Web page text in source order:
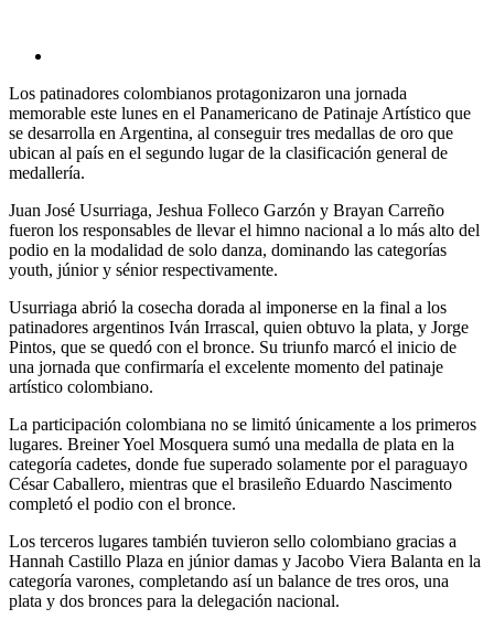
Los patinadores colombianos protagonizaron una jornada
memorable este lunes en el Panamericano de Patinaje Artístico que
se desarrolla en Argentina, al conseguir tres medallas de oro que
ubican al país en el segundo lugar de la clasificación general de
medallería.
Juan José Usurriaga, Jeshua Folleco Garzón y Brayan Carreño
fueron los responsables de llevar el himno nacional a lo más alto del
podio en la modalidad de solo danza, dominando las categorías
youth, júnior y sénior respectivamente.
Usurriaga abrió la cosecha dorada al imponerse en la final a los
patinadores argentinos Iván Irrascal, quien obtuvo la plata, y Jorge
Pintos, que se quedó con el bronce. Su triunfo marcó el inicio de
una jornada que confirmaría el excelente momento del patinaje
artístico colombiano.
La participación colombiana no se limitó únicamente a los primeros
lugares. Breiner Yoel Mosquera sumó una medalla de plata en la
categoría cadetes, donde fue superado solamente por el paraguayo
César Caballero, mientras que el brasileño Eduardo Nascimento
completó el podio con el bronce.
Los terceros lugares también tuvieron sello colombiano gracias a
Hannah Castillo Plaza en júnior damas y Jacobo Viera Balanta en la
categoría varones, completando así un balance de tres oros, una
plata y dos bronces para la delegación nacional.